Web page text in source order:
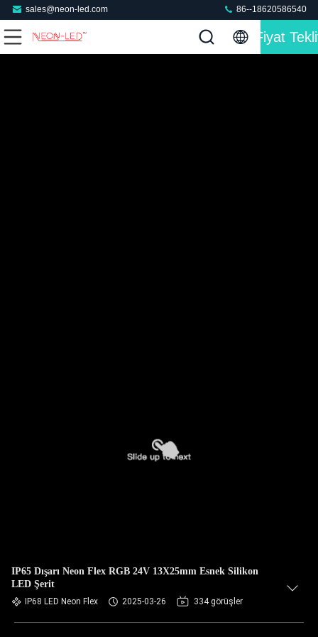
sales@neon-led.com 86--18620586540
Fiyat
IP65 Dışarı Neon Flex RGB 24V 13X25mm Esnek Silikon
LED Şerit
IP68 LED Neon Flex 2025-03-26 334 görüşler